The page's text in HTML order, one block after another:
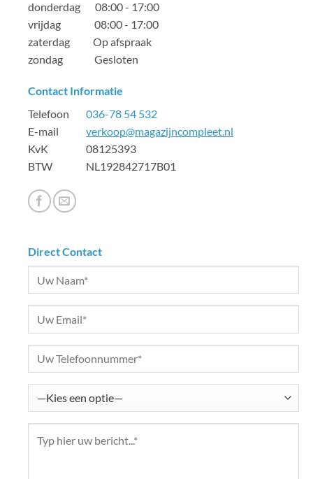
donderdag 08:00 - 17:00
vrijdag 08:00 - 17:00
zaterdag Op afspraak
zondag Gesloten
Contact Informatie
Telefoon 036-78 54 532
E-mail verkoop@magazijncompleet.nl
KvK 08125393
BTW NL192842717B01
Direct Contact